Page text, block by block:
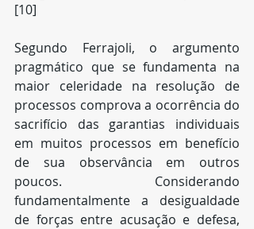
[10]
Segundo Ferrajoli, o argumento
pragmático que se fundamenta na
maior celeridade na resolução de
processos comprova a ocorrência do
sacrifício das garantias individuais
em muitos processos em benefício
de sua observância em outros
poucos. Considerando
fundamentalmente a desigualdade
de forças entre acusação e defesa,